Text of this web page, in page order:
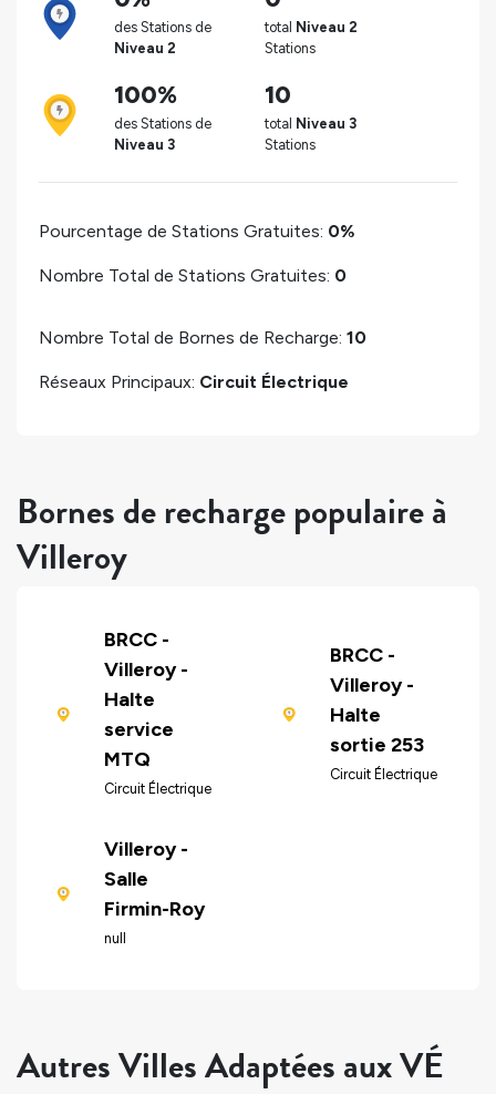
des Stations de
Niveau 2
total Niveau 2
Stations
100%
des Stations de
Niveau 3
10
total Niveau 3
Stations
Pourcentage de Stations Gratuites: 0%
Nombre Total de Stations Gratuites: 0
Nombre Total de Bornes de Recharge: 10
Réseaux Principaux: Circuit Électrique
Bornes de recharge populaire à
Villeroy
BRCC -
Villeroy -
Halte
service
MTQ
Circuit Électrique
BRCC -
Villeroy -
Halte
sortie 253
Circuit Électrique
Villeroy -
Salle
Firmin-Roy
null
Autres Villes Adaptées aux VÉ